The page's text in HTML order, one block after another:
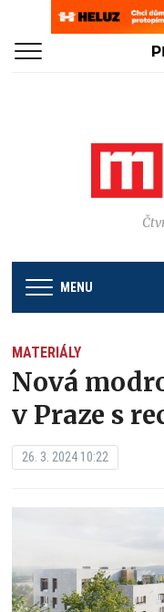
MENU
MATERIÁLY
Nová
v Praze s
26. 3. 2024 10:22